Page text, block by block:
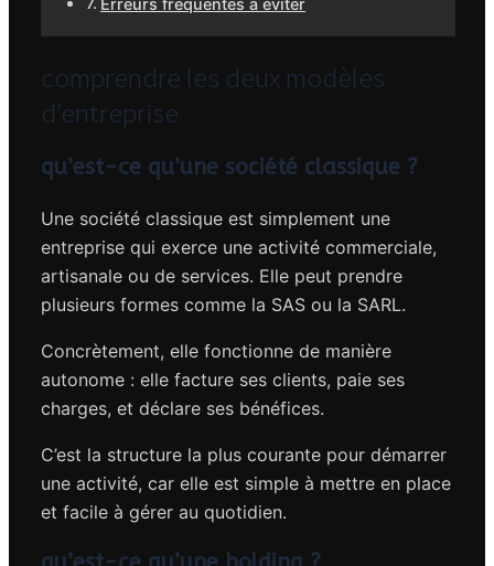
Erreurs fréquentes à éviter
comprendre les deux modèles
d’entreprise
qu’est-ce qu’une société classique ?
Une société classique est simplement une
entreprise qui exerce une activité commerciale,
artisanale ou de services. Elle peut prendre
plusieurs formes comme la SAS ou la SARL.
Concrètement, elle fonctionne de manière
autonome : elle facture ses clients, paie ses
charges, et déclare ses bénéfices.
C’est la structure la plus courante pour démarrer
une activité, car elle est simple à mettre en place
et facile à gérer au quotidien.